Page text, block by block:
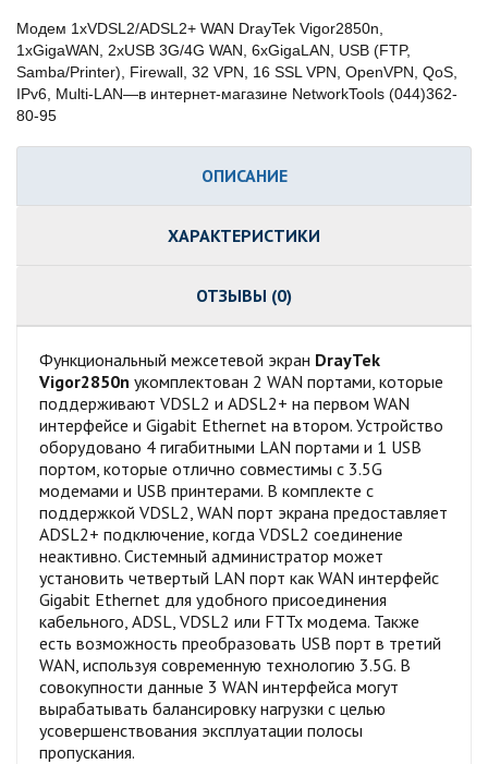
Модем 1xVDSL2/ADSL2+ WAN DrayTek Vigor2850n,
1xGigaWAN, 2xUSB 3G/4G WAN, 6xGigaLAN, USB (FTP,
Samba/Printer), Firewall, 32 VPN, 16 SSL VPN, OpenVPN, QoS,
IPv6, Multi-LAN—в интернет-магазине NetworkTools (044)362-
80-95
ОПИСАНИЕ
ХАРАКТЕРИСТИКИ
ОТЗЫВЫ (0)
Функциональный межсетевой экран DrayTek
Vigor2850n укомплектован 2 WAN портами, которые
поддерживают VDSL2 и ADSL2+ на первом WAN
интерфейсе и Gigabit Ethernet на втором. Устройство
оборудовано 4 гигабитными LAN портами и 1 USB
портом, которые отлично совместимы с 3.5G
модемами и USB принтерами. В комплекте с
поддержкой VDSL2, WAN порт экрана предоставляет
ADSL2+ подключение, когда VDSL2 соединение
неактивно. Системный администратор может
установить четвертый LAN порт как WAN интерфейс
Gigabit Ethernet для удобного присоединения
кабельного, ADSL, VDSL2 или FTTx модема. Также
есть возможность преобразовать USB порт в третий
WAN, используя современную технологию 3.5G. В
совокупности данные 3 WAN интерфейса могут
вырабатывать балансировку нагрузки с целью
усовершенствования эксплуатации полосы
пропускания.